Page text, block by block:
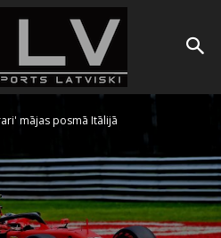
mājas posmā Itālijā